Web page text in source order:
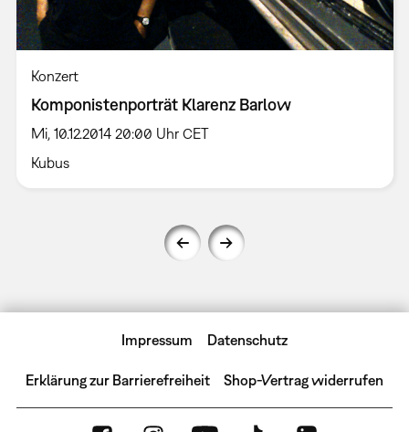
Konzert
Komponistenporträt Klarenz Barlow
Mi, 10.12.2014 20:00 Uhr CET
Kubus
Impressum Datenschutz
Erklärung zur Barrierefreiheit Shop-Vertrag widerrufen